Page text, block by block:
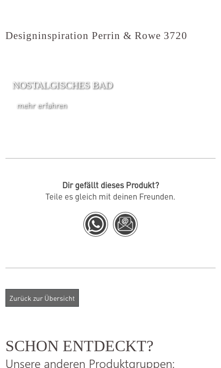
Designinspiration Perrin & Rowe 3720
NOSTALGISCHES BAD
mehr erfahren
Dir gefällt dieses Produkt?
Teile es gleich mit deinen Freunden.
SCHON ENTDECKT?
Unsere anderen Produktgruppen: